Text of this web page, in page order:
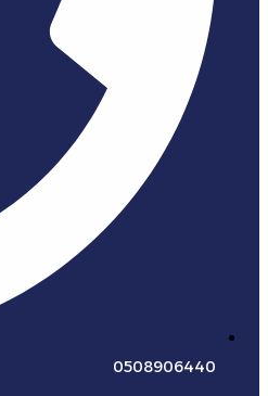
0508906440